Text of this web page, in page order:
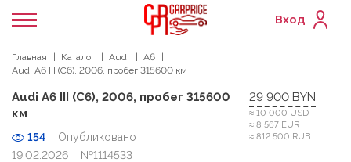
Вход
Главная Каталог Audi
A6
Audi A6 III (C6), 2006, пробег 315600 км
Audi A6 III (C6), 2006, пробег 315600
км
154
Опубликовано
19.02.2026
№1114533
29 900 BYN
≈ 10 000 USD
≈ 8 567 EUR
≈ 812 500 RUB